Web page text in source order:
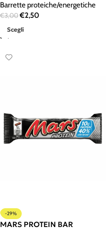
Barrette proteiche/energetiche
€3,00€2,50
Scegli
-29%
MARS PROTEIN BAR